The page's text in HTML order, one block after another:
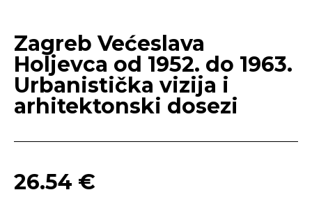
Zagreb Većeslava
Holjevca od 1952. do 1963.
Urbanistička vizija i
arhitektonski dosezi
26.54 €